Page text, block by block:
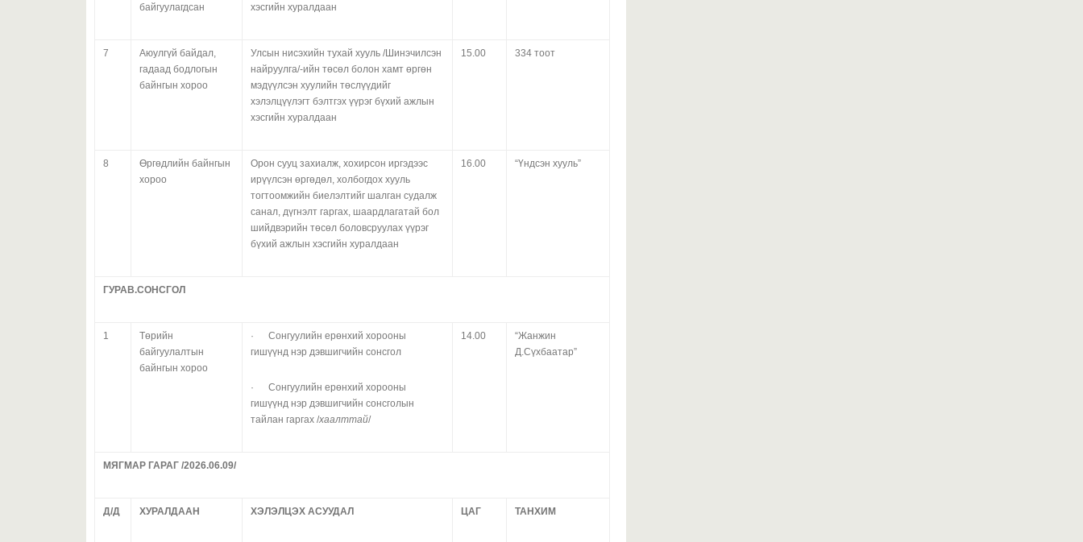
байгуулагдсан
хэсгийн хуралдаан
7
Аюулгүй байдал,
гадаад бодлогын
байнгын хороо
Улсын нисэхийн тухай хууль /Шинэчилсэн
найруулга/-ийн төсөл болон хамт өргөн
мэдүүлсэн хуулийн төслүүдийг
хэлэлцүүлэгт бэлтгэх үүрэг бүхий ажлын
хэсгийн хуралдаан
15.00 334 тоот
8
Өргөдлийн байнгын
хороо
Орон сууц захиалж, хохирсон иргэдээс
ирүүлсэн өргөдөл, холбогдох хууль
тогтоомжийн биелэлтийг шалган судалж
санал, дүгнэлт гаргах, шаардлагатай бол
шийдвэрийн төсөл боловсруулах үүрэг
бүхий ажлын хэсгийн хуралдаан
16.00 “Үндсэн хууль”
ГУРАВ.СОНСГОЛ
1
Төрийн
байгуулалтын
байнгын хороо
· Сонгуулийн ерөнхий хорооны
гишүүнд нэр дэвшигчийн сонсгол
· Сонгуулийн ерөнхий хорооны
гишүүнд нэр дэвшигчийн сонсголын
тайлан гаргах /хаалттай/
14.00
“Жанжин
Д.Сүхбаатар”
МЯГМАР ГАРАГ /2026.06.09/
Д/Д ХУРАЛДААН ХЭЛЭЛЦЭХ АСУУДАЛ ЦАГ ТАНХИМ